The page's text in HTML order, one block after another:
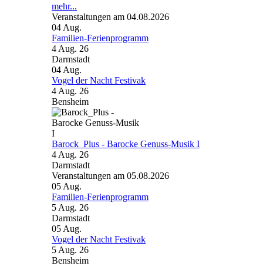
mehr...
Veranstaltungen am 04.08.2026
04 Aug.
Familien-Ferienprogramm
4 Aug. 26
Darmstadt
04 Aug.
Vogel der Nacht Festivak
4 Aug. 26
Bensheim
Barock_Plus - Barocke Genuss-Musik I
4 Aug. 26
Darmstadt
Veranstaltungen am 05.08.2026
05 Aug.
Familien-Ferienprogramm
5 Aug. 26
Darmstadt
05 Aug.
Vogel der Nacht Festivak
5 Aug. 26
Bensheim